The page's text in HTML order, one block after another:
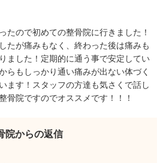
たので初めての整骨院に行きました！
たが痛みもなく、終わった後は痛みも
ました！定期的に通う事で安定してい
らもしっかり通い痛みが出ない体づく
ます！スタッフの方達も気さくで話し
骨院ですのでオススメです！！！
院からの返信